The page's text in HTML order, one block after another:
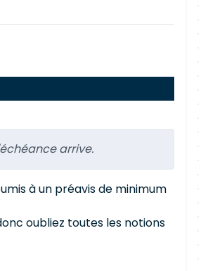
arrive.
à un préavis de minimum
oubliez toutes les notions